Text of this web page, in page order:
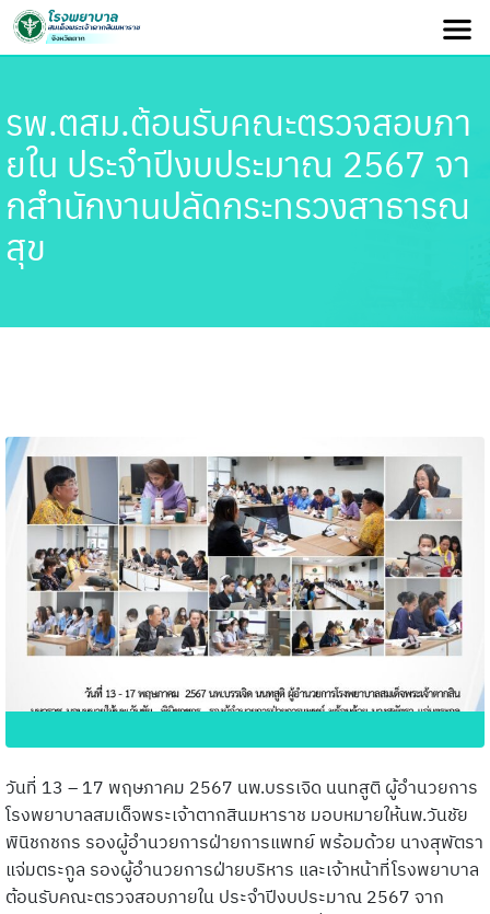
รพ.ตสม.ต้อนรับคณะตรวจสอบภา
ยใน ประจำปีงบประมาณ 2567 จา
กสำนักงานปลัดกระทรวงสาธารณ
สุข
วันที่ 13 – 17 พฤษภาคม 2567 นพ.บรรเจิด นนทสูติ ผู้อำนวยการ
โรงพยาบาลสมเด็จพระเจ้าตากสินมหาราช มอบหมายให้นพ.วันชัย
พินิชกชกร รองผู้อำนวยการฝ่ายการแพทย์ พร้อมด้วย นางสุพัตรา
แจ่มตระกูล รองผู้อำนวยการฝ่ายบริหาร และเจ้าหน้าที่โรงพยาบาล
ต้อนรับคณะตรวจสอบภายใน ประจำปีงบประมาณ 2567 จาก